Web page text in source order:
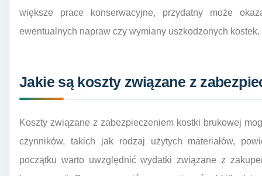
większe prace konserwacyjne, przydatny może
ewentualnych napraw czy wymiany uszkodzonych kostek.
Jakie są koszty związane z
Koszty związane z zabezpieczeniem kostki brukowej
czynników, takich jak rodzaj użytych materiałów,
początku warto uwzględnić wydatki związane z